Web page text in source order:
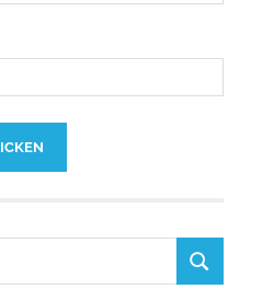
SUCHEN